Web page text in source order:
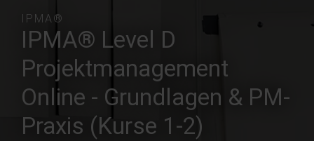
IPMA®
IPMA® Level D
Projektmanagement
Online - Grundlagen & PM-
Praxis (Kurse 1-2)